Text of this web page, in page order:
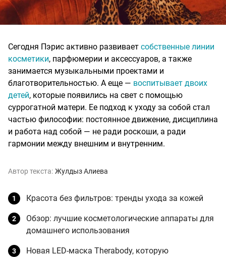
Сегодня Пэрис активно развивает собственные линии
косметики, парфюмерии и аксессуаров, а также
занимается музыкальными проектами и
благотворительностью. А еще — воспитывает двоих
детей, которые появились на свет с помощью
суррогатной матери. Ее подход к уходу за собой стал
частью философии: постоянное движение, дисциплина
и работа над собой — не ради роскоши, а ради
гармонии между внешним и внутренним.
Автор текста: Жулдыз Алиева
Красота без фильтров: тренды ухода за кожей
Обзор: лучшие косметологические аппараты для
домашнего использования
Новая LED-маска Therabody, которую